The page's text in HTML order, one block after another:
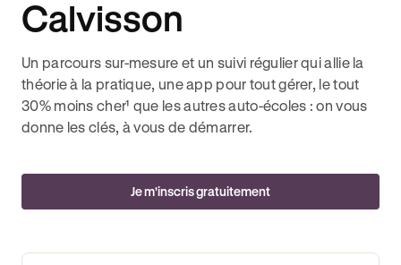
Calvisson
Un parcours sur-mesure et un suivi régulier qui allie la
théorie à la pratique, une app pour tout gérer, le tout
30% moins cher¹ que les autres auto-écoles : on vous
donne les clés, à vous de démarrer.
Je m'inscris gratuitement